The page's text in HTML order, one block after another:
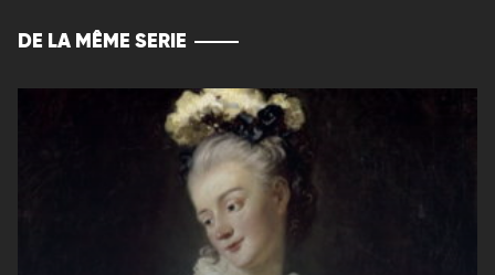
DE LA MÊME SERIE